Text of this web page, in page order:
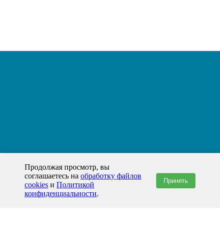
Продолжая просмотр, вы
соглашаетесь на обработку файлов
cookies и Политикой
конфиденциальности.
Принять